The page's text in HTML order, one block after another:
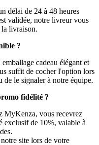
délai de 24 à 48 heures
validée, notre livreur vous
livraison.
?
cadeau élégant et
suffit de cocher l'option lors
le signaler à notre équipe.
fidélité ?
MyKenza, vous recevrez
exclusif de 10%, valable à
site lors de votre